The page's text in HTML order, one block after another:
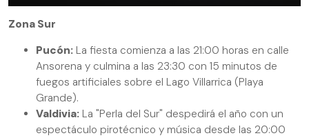
Zona Sur
Pucón: La fiesta comienza a las 21:00 horas en calle
Ansorena y culmina a las 23:30 con 15 minutos de
fuegos artificiales sobre el Lago Villarrica (Playa
Grande).
Valdivia: La "Perla del Sur" despedirá el año con un
espectáculo pirotécnico y música desde las 20:00